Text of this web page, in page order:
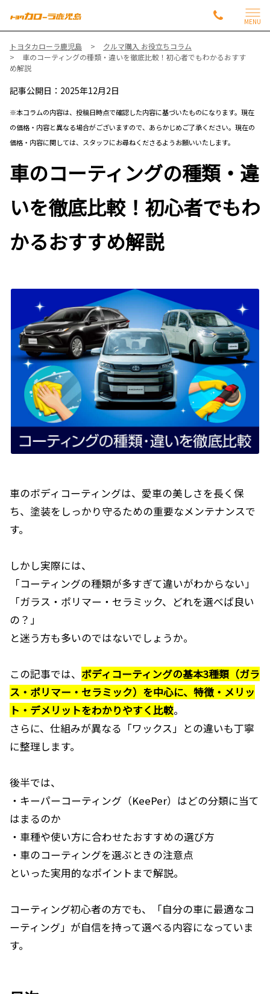
MENU
トヨタカローラ鹿児島
クルマ購入 お役立ちコラム
車のコーティングの種類・違いを徹底比較！初心者でもわかるおすす
め解説
記事公開日：2025年12月2日
※本コラムの内容は、投稿日時点で確認した内容に基づいたものになります。現在
の価格・内容と異なる場合がございますので、あらかじめご了承ください。現在の
価格・内容に関しては、スタッフにお尋ねくださるようお願いいたします。
車のコーティングの種類・違
いを徹底比較！初心者でもわ
かるおすすめ解説
車のボディコーティングは、愛車の美しさを長く保
ち、塗装をしっかり守るための重要なメンテナンスで
す。
しかし実際には、
「コーティングの種類が多すぎて違いがわからない」
「ガラス・ポリマー・セラミック、どれを選べば良い
の？」
と迷う方も多いのではないでしょうか。
この記事では、 ボディコーティングの基本3種類（ガラ
ス・ポリマー・セラミック）を中心に、特徴・メリッ
ト・デメリットをわかりやすく比較。
さらに、仕組みが異なる「ワックス」との違いも丁寧
に整理します。
後半では、
・キーパーコーティング（KeePer）はどの分類に当て
はまるのか
・車種や使い方に合わせたおすすめの選び方
・車のコーティングを選ぶときの注意点
といった実用的なポイントまで解説。
コーティング初心者の方でも、「自分の車に最適なコ
ーティング」が自信を持って選べる内容になっていま
す。